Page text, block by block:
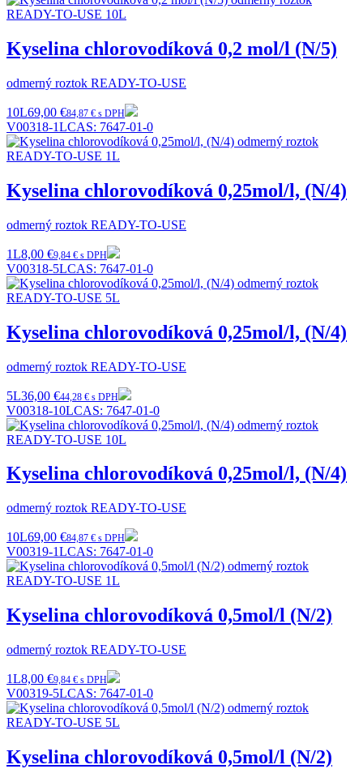
Kyselina chlorovodíková 0,2 mol/l (N/5)
odmerný roztok READY-TO-USE
10L69,00 €84,87 € s DPH
V00318-1LCAS: 7647-01-0
Kyselina chlorovodíková 0,25mol/l, (N/4)
odmerný roztok READY-TO-USE
1L8,00 €9,84 € s DPH
V00318-5LCAS: 7647-01-0
Kyselina chlorovodíková 0,25mol/l, (N/4)
odmerný roztok READY-TO-USE
5L36,00 €44,28 € s DPH
V00318-10LCAS: 7647-01-0
Kyselina chlorovodíková 0,25mol/l, (N/4)
odmerný roztok READY-TO-USE
10L69,00 €84,87 € s DPH
V00319-1LCAS: 7647-01-0
Kyselina chlorovodíková 0,5mol/l (N/2)
odmerný roztok READY-TO-USE
1L8,00 €9,84 € s DPH
V00319-5LCAS: 7647-01-0
Kyselina chlorovodíková 0,5mol/l (N/2)